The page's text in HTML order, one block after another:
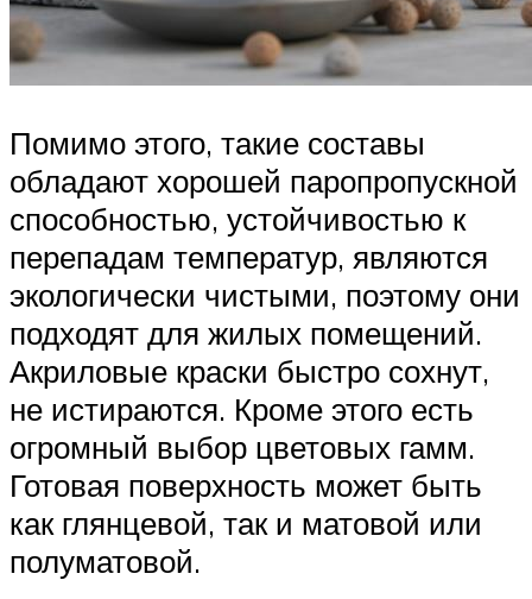
Помимо этого, такие составы
обладают хорошей паропропускной
способностью, устойчивостью к
перепадам температур, являются
экологически чистыми, поэтому они
подходят для жилых помещений.
Акриловые краски быстро сохнут,
не истираются. Кроме этого есть
огромный выбор цветовых гамм.
Готовая поверхность может быть
как глянцевой, так и матовой или
полуматовой.